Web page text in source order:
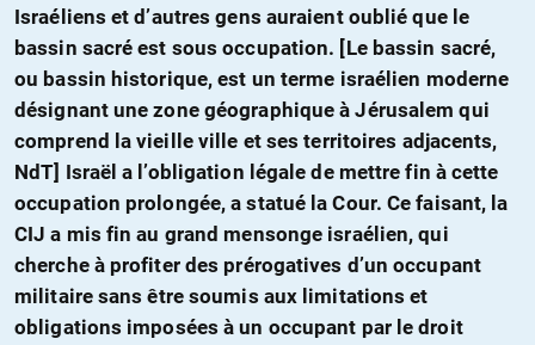
Israéliens et d’autres gens auraient oublié que le
bassin sacré est sous occupation. [Le bassin sacré,
ou bassin historique, est un terme israélien moderne
désignant une zone géographique à Jérusalem qui
comprend la vieille ville et ses territoires adjacents,
NdT] Israël a l’obligation légale de mettre fin à cette
occupation prolongée, a statué la Cour. Ce faisant, la
CIJ a mis fin au grand mensonge israélien, qui
cherche à profiter des prérogatives d’un occupant
militaire sans être soumis aux limitations et
obligations imposées à un occupant par le droit